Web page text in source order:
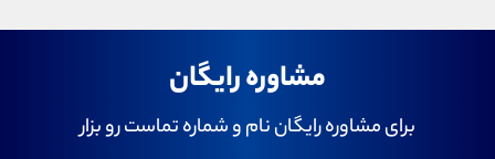
مشاوره رایگان
برای مشاوره رایگان نام و شماره تماست رو بزار